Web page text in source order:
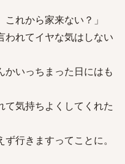
れから家来ない？」
われてイヤな気はしない
かいっちまった日にはも
て気持ちよくしてくれた
行きますってことに。